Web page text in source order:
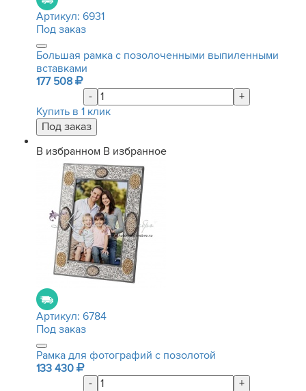
Артикул: 6931
Под заказ
Большая рамка с позолоченными выпиленными
вставками
177 508
-
+
Купить в 1 клик
В избранном В избранное
Артикул: 6784
Под заказ
Рамка для фотографий с позолотой
133 430
-
+